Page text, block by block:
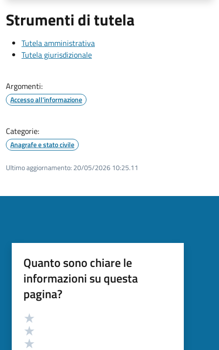
Strumenti di tutela
Tutela amministrativa
Tutela giurisdizionale
Argomenti:
Accesso all'informazione
Categorie:
Anagrafe e stato civile
Ultimo aggiornamento: 20/05/2026 10:25.11
Quanto sono chiare le
informazioni su questa
pagina?
Valutazione